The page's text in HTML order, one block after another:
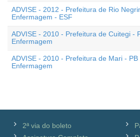
ADVISE - 2012 - Prefeitura de Rio
Enfermagem - ESF
ADVISE - 2010 - Prefeitura de Cuitegi -
Enfermagem
ADVISE - 2010 - Prefeitura de Mari -
Enfermagem
2ª via do boleto